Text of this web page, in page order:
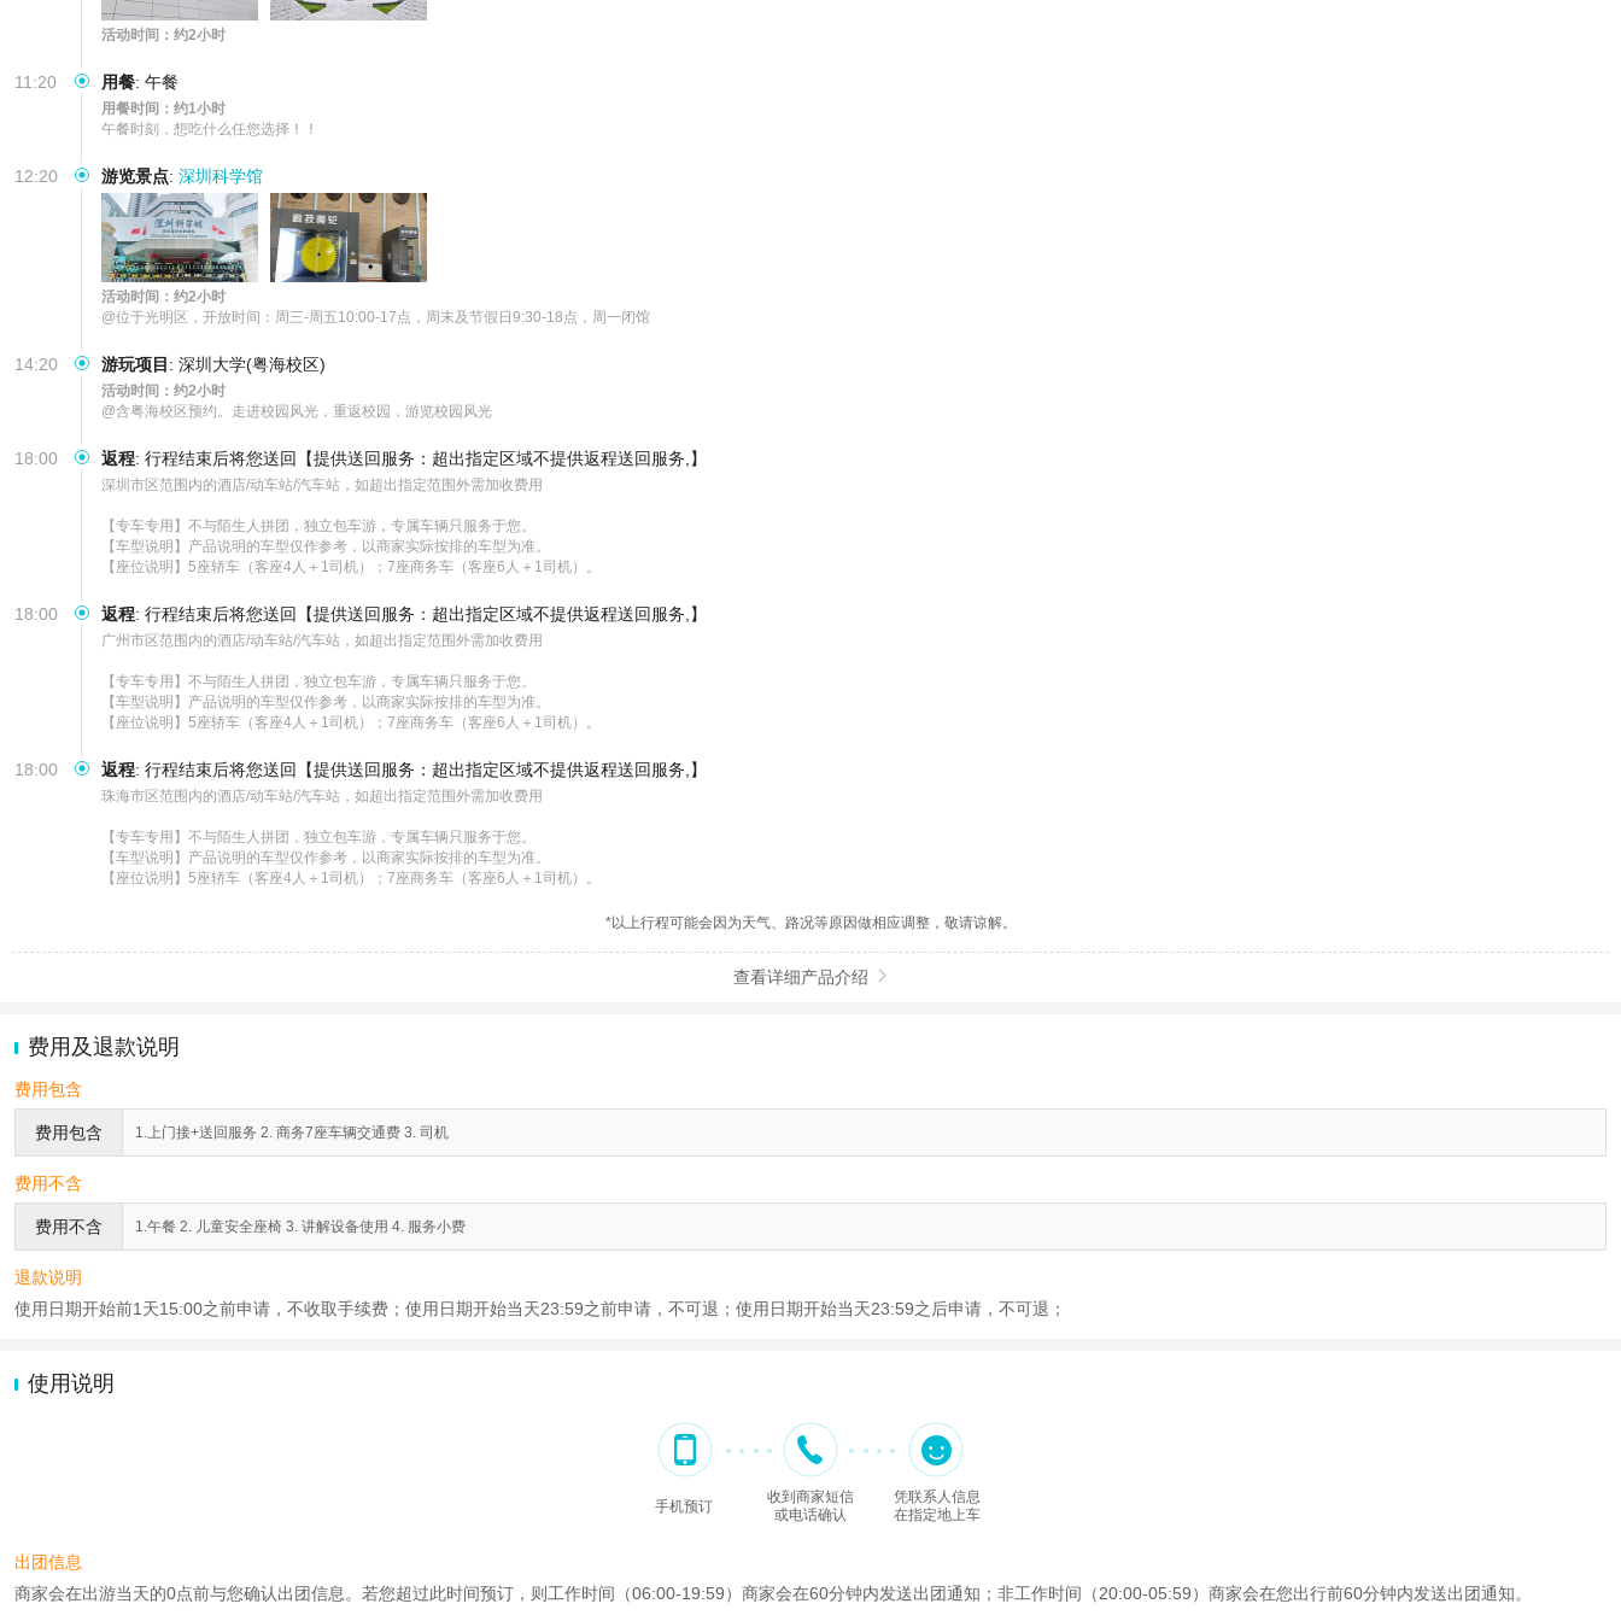
活动时间：约2小时
11:20 用餐: 午餐
用餐时间：约1小时
午餐时刻，想吃什么任您选择！！
12:20 游览景点: 深圳科学馆
活动时间：约2小时
@位于光明区，开放时间：周三-周五10:00-17点，周末及节假日9:30-18点，周一闭馆
14:20 游玩项目 : 深圳大学(粤海校区)
活动时间：约2小时
@含粤海校区预约。走进校园风光，重返校园，游览校园风光
18:00 返程: 行程结束后将您送回【提供送回服务：超出指定区域不提供返程送回服务,】
深圳市区范围内的酒店/动车站/汽车站，如超出指定范围外需加收费用
【专车专用】不与陌生人拼团，独立包车游，专属车辆只服务于您。
【车型说明】产品说明的车型仅作参考，以商家实际按排的车型为准。
【座位说明】5座轿车（客座4人＋1司机）；7座商务车（客座6人＋1司机）。
18:00 返程: 行程结束后将您送回【提供送回服务：超出指定区域不提供返程送回服务,】
广州市区范围内的酒店/动车站/汽车站，如超出指定范围外需加收费用
【专车专用】不与陌生人拼团，独立包车游，专属车辆只服务于您。
【车型说明】产品说明的车型仅作参考，以商家实际按排的车型为准。
【座位说明】5座轿车（客座4人＋1司机）；7座商务车（客座6人＋1司机）。
18:00 返程: 行程结束后将您送回【提供送回服务：超出指定区域不提供返程送回服务,】
珠海市区范围内的酒店/动车站/汽车站，如超出指定范围外需加收费用
【专车专用】不与陌生人拼团，独立包车游，专属车辆只服务于您。
【车型说明】产品说明的车型仅作参考，以商家实际按排的车型为准。
【座位说明】5座轿车（客座4人＋1司机）；7座商务车（客座6人＋1司机）。
*以上行程可能会因为天气、路况等原因做相应调整，敬请谅解。
查看详细产品介绍 
费用及退款说明
费用包含
费用包含 1.上门接+送回服务 2. 商务7座车辆交通费 3. 司机
费用不含
费用不含 1.午餐 2. 儿童安全座椅 3. 讲解设备使用 4. 服务小费
退款说明
使用日期开始前1天15:00之前申请，不收取手续费；使用日期开始当天23:59之前申请，不可退；使用日期开始当天23:59之后申请，不可退；
使用说明
手机预订
收到商家短信
或电话确认
凭联系人信息
在指定地上车
出团信息
商家会在出游当天的0点前与您确认出团信息。若您超过此时间预订，则工作时间（06:00-19:59）商家会在60分钟内发送出团通知；非工作时间（20:00-05:59）商家会在您出行前60分钟内发送出团通知。